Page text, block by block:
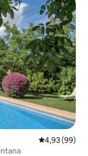
Classificação
4,93 (99)